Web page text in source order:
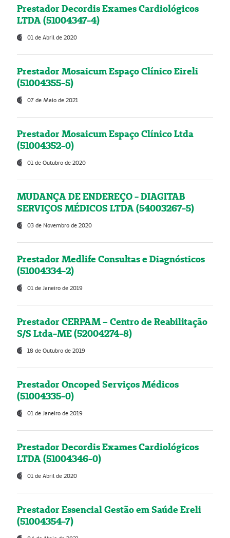
Prestador Decordis Exames Cardiológicos
LTDA (51004347-4)
01 de Abril de 2020
Prestador Mosaicum Espaço Clínico Eireli
(51004355-5)
07 de Maio de 2021
Prestador Mosaicum Espaço Clínico Ltda
(51004352-0)
01 de Outubro de 2020
MUDANÇA DE ENDEREÇO - DIAGITAB
SERVIÇOS MÉDICOS LTDA (54003267-5)
03 de Novembro de 2020
Prestador Medlife Consultas e Diagnósticos
(51004334-2)
01 de Janeiro de 2019
Prestador CERPAM – Centro de Reabilitação
S/S Ltda-ME (52004274-8)
18 de Outubro de 2019
Prestador Oncoped Serviços Médicos
(51004335-0)
01 de Janeiro de 2019
Prestador Decordis Exames Cardiológicos
LTDA (51004346-0)
01 de Abril de 2020
Prestador Essencial Gestão em Saúde Ereli
(51004354-7)